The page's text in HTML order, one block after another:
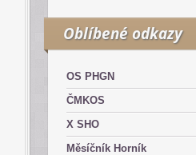
Oblíbené odkazy
OS PHGN
ČMKOS
X SHO
Měsíčník Horník